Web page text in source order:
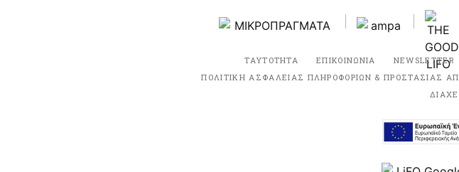
ΤΑΥΤΟΤΗΤΑ ΕΠΙΚΟΙΝΩΝΙΑ NEWSLETTER
ΠΟΛΙΤΙΚΗ ΑΣΦΑΛΕΙΑΣ ΠΛΗΡΟΦΟΡΙΩΝ & ΠΡΟΣΤΑΣΙΑΣ